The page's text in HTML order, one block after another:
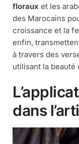
floraux et les
des Marocains
croissance et la
enfin,
à travers des
utilisant la beauté
dans